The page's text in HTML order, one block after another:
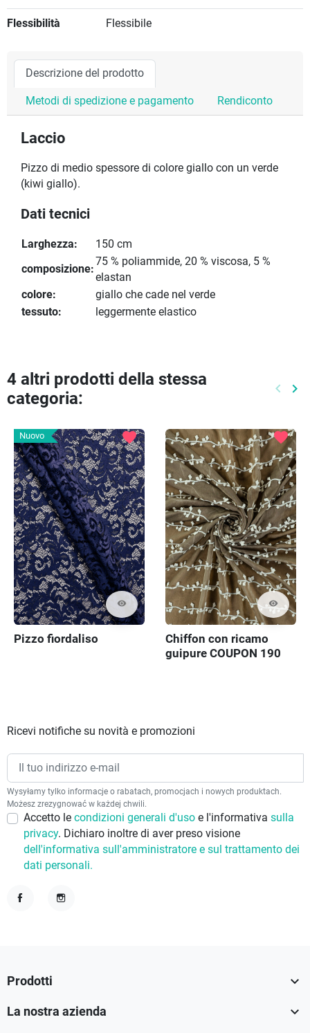
Flessibilità Flessibile
Descrizione del prodotto
Metodi di spedizione e pagamento Rendiconto
Laccio
Pizzo di medio spessore di colore giallo con un verde
(kiwi giallo).
Dati tecnici
Larghezza:
150 cm
composizione:
75 % poliammide, 20 % viscosa, 5 %
elastan
colore:
giallo che cade nel verde
tessuto:
leggermente elastico
4 altri prodotti della stessa
categoria:
keyboard_arrow_left keyboard_arrow_right
Nuovo
visibility
favorite
Pizzo fiordaliso
visibility
favorite
Chiffon con ricamo
guipure COUPON 190
Ricevi notifiche su novità e promozioni
Wysyłamy tylko informacje o rabatach, promocjach i nowych produktach.
Możesz zrezygnować w każdej chwili.
Accetto le condizioni generali d'uso e l'informativa sulla
privacy. Dichiaro inoltre di aver preso visione
dell'informativa sull'amministratore e sul trattamento dei
dati personali.
Prodotti 
La nostra azienda 